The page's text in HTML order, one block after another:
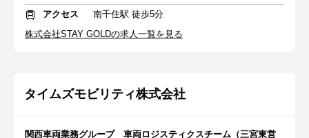
アクセス
南千住駅 徒歩5分
株式会社STAY GOLDの求人一覧を見る
タイムズモビリティ株式会社
関西車両業務グループ 車両ロジスティクスチーム（三宮東営